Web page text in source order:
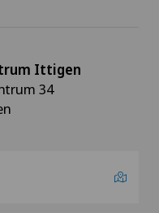
Ittigen
34